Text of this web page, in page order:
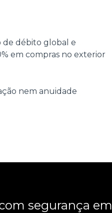
de débito global e
em compras no exterior
nem anuidade
segurança em